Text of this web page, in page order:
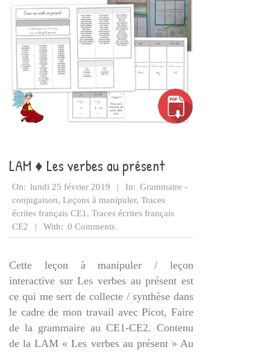
LAM ♦ Les verbes au présent
2019-
02-
25
On: lundi 25 février 2019 In: Grammaire -
conjugaison, Leçons à manipuler, Traces
écrites français CE1, Traces écrites français
CE2
With: 0 Comments
Cette leçon à manipuler / leçon
interactive sur Les verbes au présent est
ce qui me sert de collecte / synthèse dans
le cadre de mon travail avec Picot, Faire
de la grammaire au CE1-CE2. Contenu
de la LAM « Les verbes au présent » Au